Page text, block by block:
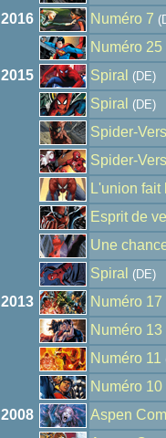
2016
Numéro 7
Numéro 25
2015
Spiral (DE)
Spiral
(DE)
Spider-
Spider-
L'union fait
Esprit de
Une
Spiral
(DE)
2013
Numéro 17
Numéro 13
Numéro 11
Numéro 10
2008
Aspen